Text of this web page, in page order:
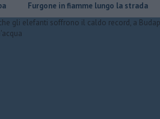
Furgone in fiamme lungo la strada